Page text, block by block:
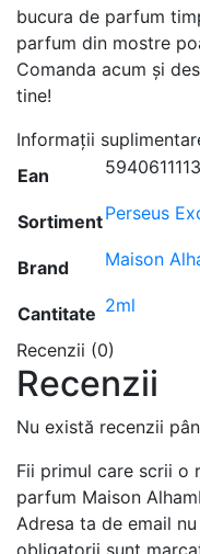
bucura de parfum
parfum din mostre
Comanda acum și
tine!
Informații
Ean
SortimentPerseus
Brand Maison
Cantitate 2ml
Recenzii (0)
Recenzii
Nu există recenzii
Fii primul care scrii o
parfum Maison
Adresa ta de email